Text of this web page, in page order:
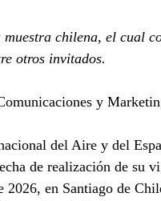
muestra chilena, el cual
otros invitados.
y
del Aire y del
de realización de su
en Santiago de